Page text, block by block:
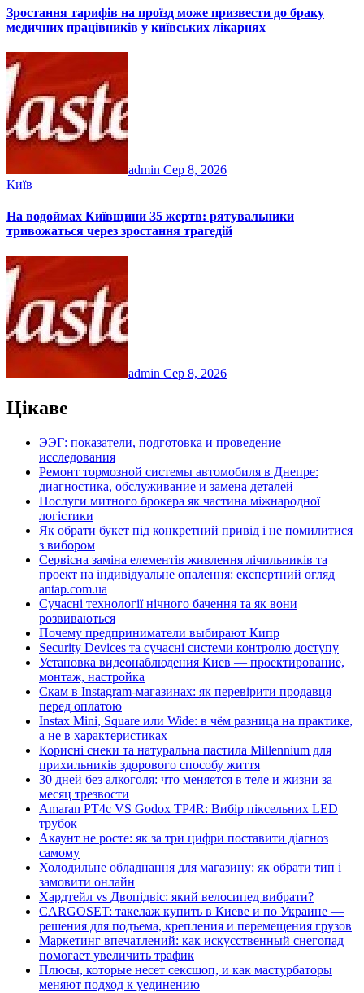
Зростання тарифів на проїзд може призвести до браку
медичних працівників у київських лікарнях
admin Сер 8, 2026
Київ
На водоймах Київщини 35 жертв: рятувальники
тривожаться через зростання трагедій
admin Сер 8, 2026
Цікаве
ЭЭГ: показатели, подготовка и проведение
исследования
Ремонт тормозной системы автомобиля в Днепре:
диагностика, обслуживание и замена деталей
Послуги митного брокера як частина міжнародної
логістики
Як обрати букет під конкретний привід і не помилитися
з вибором
Сервісна заміна елементів живлення лічильників та
проект на індивідуальне опалення: експертний огляд
antap.com.ua
Сучасні технології нічного бачення та як вони
розвиваються
Почему предприниматели выбирают Кипр
Security Devices та сучасні системи контролю доступу
Установка видеонаблюдения Киев — проектирование,
монтаж, настройка
Скам в Instagram-магазинах: як перевірити продавця
перед оплатою
Instax Mini, Square или Wide: в чём разница на практике,
а не в характеристиках
Корисні снеки та натуральна пастила Millennium для
прихильників здорового способу життя
30 дней без алкоголя: что меняется в теле и жизни за
месяц трезвости
Amaran PT4c VS Godox TP4R: Вибір піксельних LED
трубок
Акаунт не росте: як за три цифри поставити діагноз
самому
Холодильне обладнання для магазину: як обрати тип і
замовити онлайн
Хардтейл vs Двопідвіс: який велосипед вибрати?
CARGOSET: такелаж купить в Киеве и по Украине —
решения для подъема, крепления и перемещения грузов
Маркетинг впечатлений: как искусственный снегопад
помогает увеличить трафик
Плюсы, которые несет сексшоп, и как мастурбаторы
меняют подход к уединению